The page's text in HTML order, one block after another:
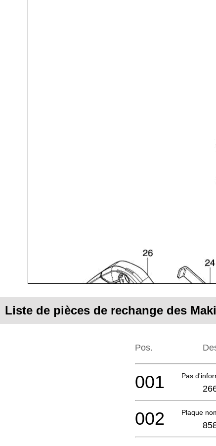
Liste de pièces de rechange des
Pos.
Pas
001
Plaque
002